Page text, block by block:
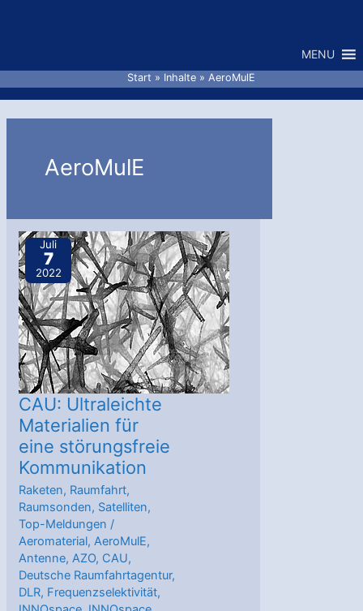
MENU
Start Inhalte AeroMulE
AeroMulE
Juli
7
2022
CAU: Ultraleichte
Materialien für
eine störungsfreie
Kommunikation
Raketen, Raumfahrt,
Raumsonden, Satelliten,
Top-Meldungen /
Aeromaterial,AeroMulE,
Antenne,AZO, CAU,
Deutsche Raumfahrtagentur,
DLR, Frequenzselektivität,